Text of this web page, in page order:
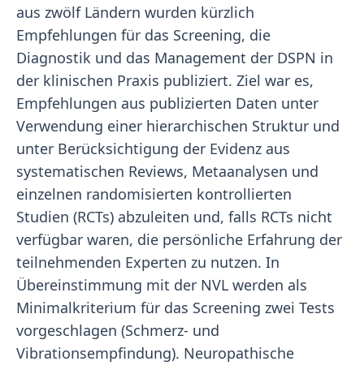
aus zwölf Ländern wurden kürzlich
Empfehlungen für das Screening, die
Diagnostik und das Management der DSPN in
der klinischen Praxis publiziert. Ziel war es,
Empfehlungen aus publizierten Daten unter
Verwendung einer hierarchischen Struktur und
unter Berücksichtigung der Evidenz aus
systematischen Reviews, Metaanalysen und
einzelnen randomisierten kontrollierten
Studien (RCTs) abzuleiten und, falls RCTs nicht
verfügbar waren, die persönliche Erfahrung der
teilnehmenden Experten zu nutzen. In
Übereinstimmung mit der NVL werden als
Minimalkriterium für das Screening zwei Tests
vorgeschlagen (Schmerz- und
Vibrationsempfindung). Neuropathische